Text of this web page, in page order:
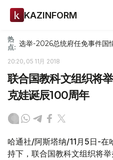
KAZINFORM
热
点: 选举-2026总统府任免事件国
20:20, 05 11月 2018
联合国教科文组织将
克娃诞辰100周年
哈通社/阿斯塔纳/11月5日-在
持下，联合国教科文组织将